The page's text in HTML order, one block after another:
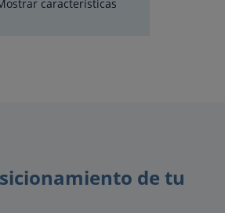
características
de tu